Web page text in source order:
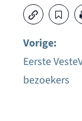
Bericht
Vorige:
Eerste
bezoekers